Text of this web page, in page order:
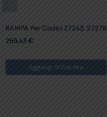
RAMPA Per Codici 27243, 27278
259,43€
Aggiungi Al Carrello